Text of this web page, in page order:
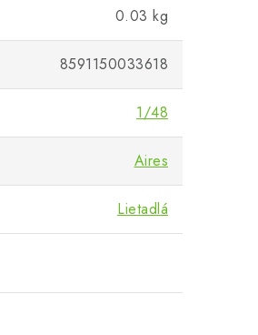
0.03 kg
8591150033618
1/48
Aires
Lietadlá